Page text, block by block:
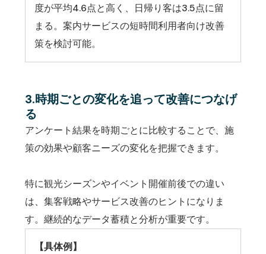
度が平均4.6点と高く、日帰り客は3.5点に留
まる。案内サービスの短時間利用者向け改善
策を検討可能。
3.時期ごとの変化を追って改善につなげ
る
アンケート結果を時期ごとに比較することで、施
策の効果や顧客ニーズの変化を把握できます。
特に観光シーズンやイベント開催前後での違い
は、集客戦略やサービス改善のヒントになりま
す。継続的なデータ蓄積と分析が重要です。
【具体例】